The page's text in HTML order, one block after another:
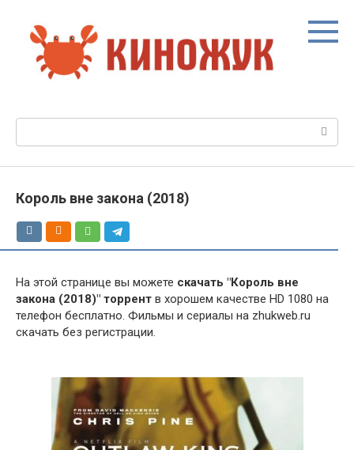
контенту
Король вне закона (2018)
На этой странице вы можете скачать "Король вне
закона (2018)" торрент в хорошем качестве HD 1080 на
телефон бесплатно. Фильмы и сериалы на zhukweb.ru
скачать без регистрации.